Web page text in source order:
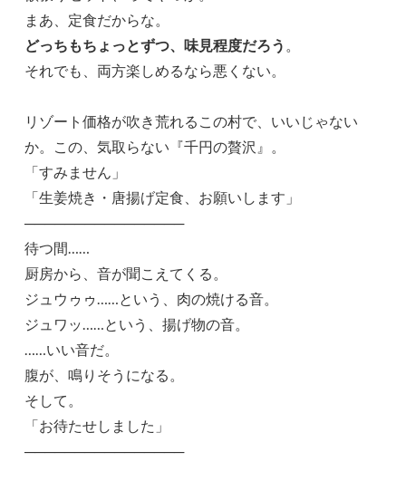
まあ、定食だからな。
どっちもちょっとずつ、味見程度だろう
それでも、両方楽しめるなら悪くない。
リゾート価格が吹き荒れるこの村で、いいじゃない
か。この、気取らない『千円の贅沢』。
「すみません」
「生姜焼き・唐揚げ定食、お願いします」
────────────────
待つ間……
厨房から、音が聞こえてくる。
ジュウゥゥ……という、肉の焼ける音。
ジュワッ……という、揚げ物の音。
……いい音だ。
腹が、鳴りそうになる。
そして。
「お待たせしました」
────────────────